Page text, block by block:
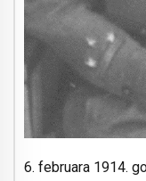
6. februara 1914.